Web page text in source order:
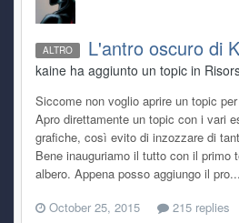
ALTRO L'antro oscuro di
kaine ha aggiunto un topic in
Siccome non voglio aprire un topic
Apro direttamente un topic con i vari
grafiche, così evito di inzozzare di
Bene inauguriamo il tutto con il primo
albero. Appena posso aggiungo il pro...
October 25, 2015
215 replies